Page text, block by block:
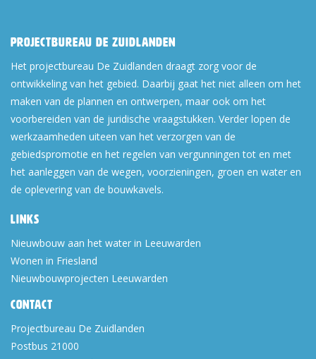
Projectbureau De Zuidlanden
Het projectbureau De Zuidlanden draagt zorg voor de
ontwikkeling van het gebied. Daarbij gaat het niet alleen om het
maken van de plannen en ontwerpen, maar ook om het
voorbereiden van de juridische vraagstukken. Verder lopen de
werkzaamheden uiteen van het verzorgen van de
gebiedspromotie en het regelen van vergunningen tot en met
het aanleggen van de wegen, voorzieningen, groen en water en
de oplevering van de bouwkavels.
Links
Nieuwbouw aan het water in Leeuwarden
Wonen in Friesland
Nieuwbouwprojecten Leeuwarden
Contact
Projectbureau De Zuidlanden
Postbus 21000